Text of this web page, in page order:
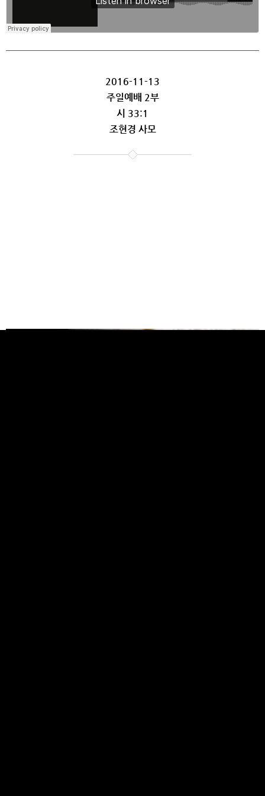
2016-11-13
주일예배 2부
시 33:1
조현경 사모